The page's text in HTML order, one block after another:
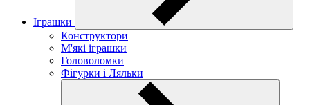
Іграшки
Конструктори
М'які іграшки
Головоломки
Фігурки і Ляльки